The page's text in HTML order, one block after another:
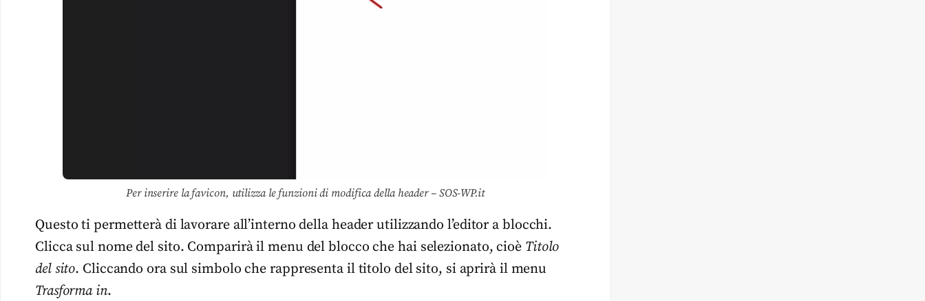
Per inserire la favicon, utilizza le funzioni di modifica della header – SOS-WP.it
Questo ti permetterà di lavorare all’interno della header utilizzando l’editor a blocchi.
Clicca sul nome del sito. Comparirà il menu del blocco che hai selezionato, cioè Titolo
del sito. Cliccando ora sul simbolo che rappresenta il titolo del sito, si aprirà il menu
Trasforma in.